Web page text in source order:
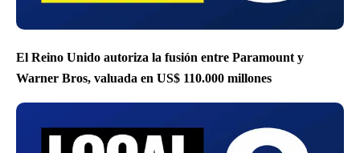
El Reino Unido autoriza la fusión entre Paramount y
Warner Bros, valuada en US$ 110.000 millones